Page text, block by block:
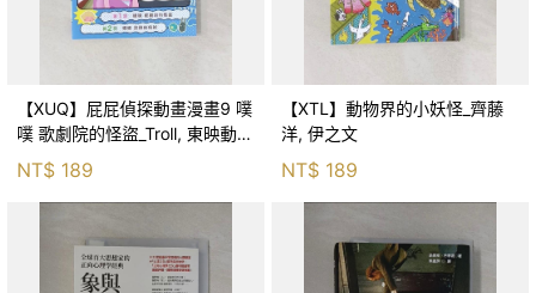
【XUQ】屁屁偵探動畫漫畫9 噗
噗 歌劇院的怪盜_Troll, 東映動畫
株式會社, 張東君
NT$ 189
【XTL】動物界的小妖怪_齊藤
洋, 伊之文
NT$ 189